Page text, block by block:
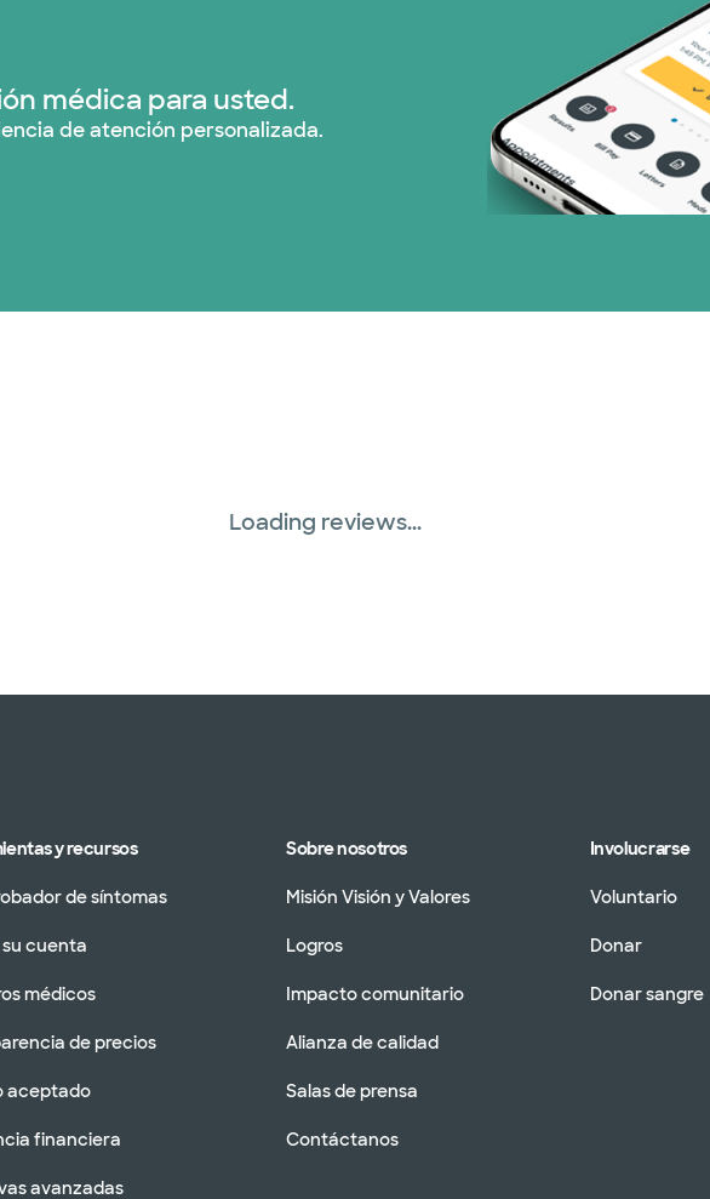
Prism Electric (1 planes)
Plan de Salud Superior (4 planes)
TriWest HealthCare (1 planes)
médica para usted.
de atención personalizada.
Loading reviews...
y recursos
de síntomas
cuenta
médicos
de precios
aceptado
financiera
avanzadas
Sobre nosotros
Misión Visión y Valores
Logros
Impacto comunitario
Alianza de calidad
Salas de prensa
Contáctanos
Involucrarse
Voluntario
Donar
Donar sangre